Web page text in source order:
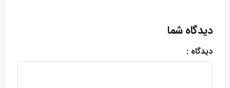
دیدگاه شما
دیدگاه :